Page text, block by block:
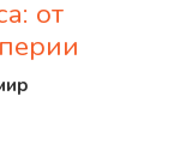
от